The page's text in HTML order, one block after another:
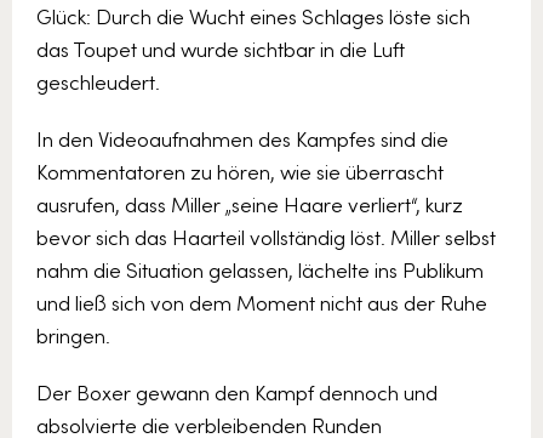
Glück: Durch die Wucht eines Schlages löste sich
das Toupet und wurde sichtbar in die Luft
geschleudert.
In den Videoaufnahmen des Kampfes sind die
Kommentatoren zu hören, wie sie überrascht
ausrufen, dass Miller „seine Haare verliert“, kurz
bevor sich das Haarteil vollständig löst. Miller selbst
nahm die Situation gelassen, lächelte ins Publikum
und ließ sich von dem Moment nicht aus der Ruhe
bringen.
Der Boxer gewann den Kampf dennoch und
absolvierte die verbleibenden Runden